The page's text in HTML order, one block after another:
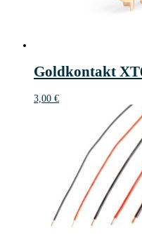
Goldkontakt
3,00 €